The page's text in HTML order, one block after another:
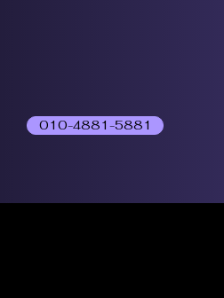
010-4881-5881